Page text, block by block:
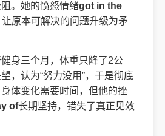
。她的愤怒情绪got in the
原本可解决的问题升级为矛
身三个月，体重只降了2公
，认为“努力没用”，于是彻底
体变化需要时间，但他的挫
of长期坚持，错失了真正见效